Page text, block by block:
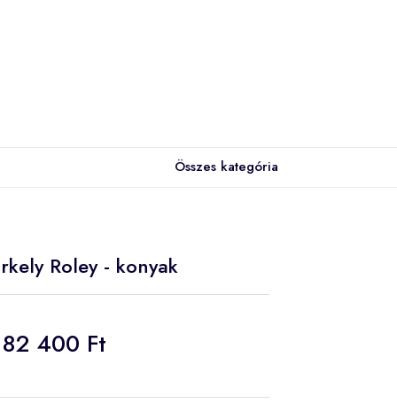
Összes kategória
Roley - konyak
82 400 Ft